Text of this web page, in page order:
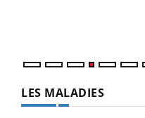
LES MALADIES